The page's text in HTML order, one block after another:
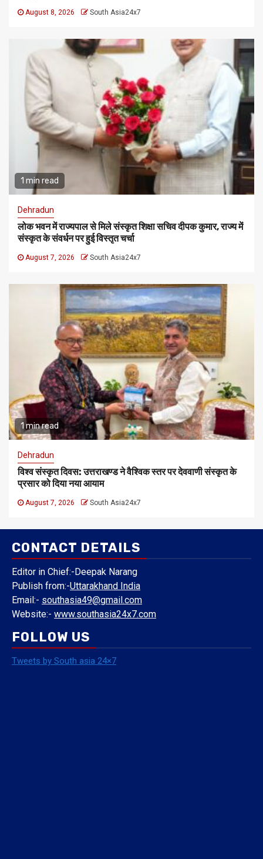
August 8, 2026 South Asia24x7
1 min read
Dehradun
लोक भवन में राज्यपाल से मिले संस्कृत शिक्षा सचिव दीपक कुमार, राज्य में
संस्कृत के संवर्धन पर हुई विस्तृत चर्चा
August 7, 2026 South Asia24x7
1 min read
Dehradun
विश्व संस्कृत दिवस: उत्तराखण्ड ने वैश्विक स्तर पर देववाणी संस्कृत के
प्रसार को दिया नया आयाम
August 7, 2026 South Asia24x7
CONTACT DETAILS
Editor in Chief:-Deepak Narang
Publish from:-Uttarakhand India
Email:- southasia49@gmail.com
Website:- www.southasia24x7.com
FOLLOW US
Tweets by South asia 24×7